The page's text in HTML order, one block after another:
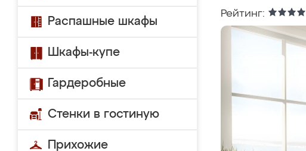
Распашные шкафы
Шкафы-купе
Гардеробные
Стенки в гостиную
Прихожие
Рейтинг: